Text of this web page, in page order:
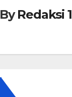
ByRedaksi 1